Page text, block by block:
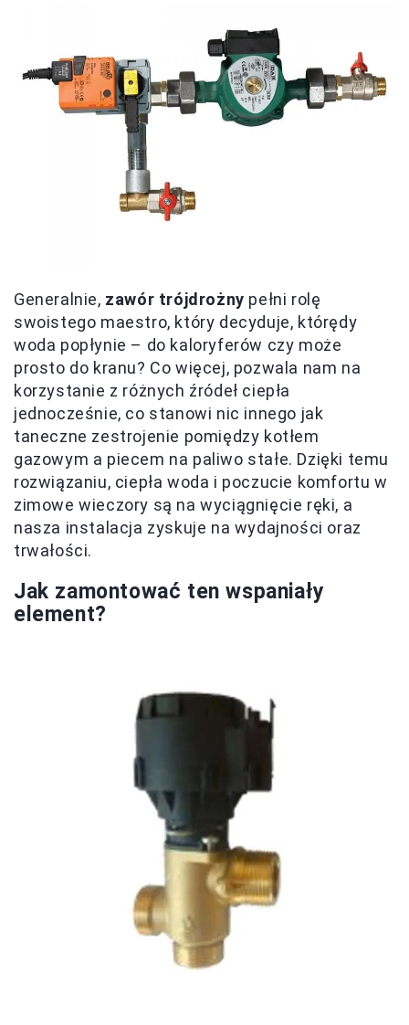
Generalnie, zawór trójdrożny pełni rolę
swoistego maestro, który decyduje, którędy
woda popłynie – do kaloryferów czy może
prosto do kranu? Co więcej, pozwala nam na
korzystanie z różnych źródeł ciepła
jednocześnie, co stanowi nic innego jak
taneczne zestrojenie pomiędzy kotłem
gazowym a piecem na paliwo stałe. Dzięki temu
rozwiązaniu, ciepła woda i poczucie komfortu w
zimowe wieczory są na wyciągnięcie ręki, a
nasza instalacja zyskuje na wydajności oraz
trwałości.
Jak zamontować ten wspaniały
element?